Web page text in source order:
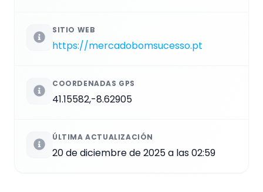
SITIO WEB
https://mercadobomsucesso.pt
COORDENADAS GPS
41.15582,-8.62905
ÚLTIMA ACTUALIZACIÓN
20 de diciembre de 2025 a las 02:59